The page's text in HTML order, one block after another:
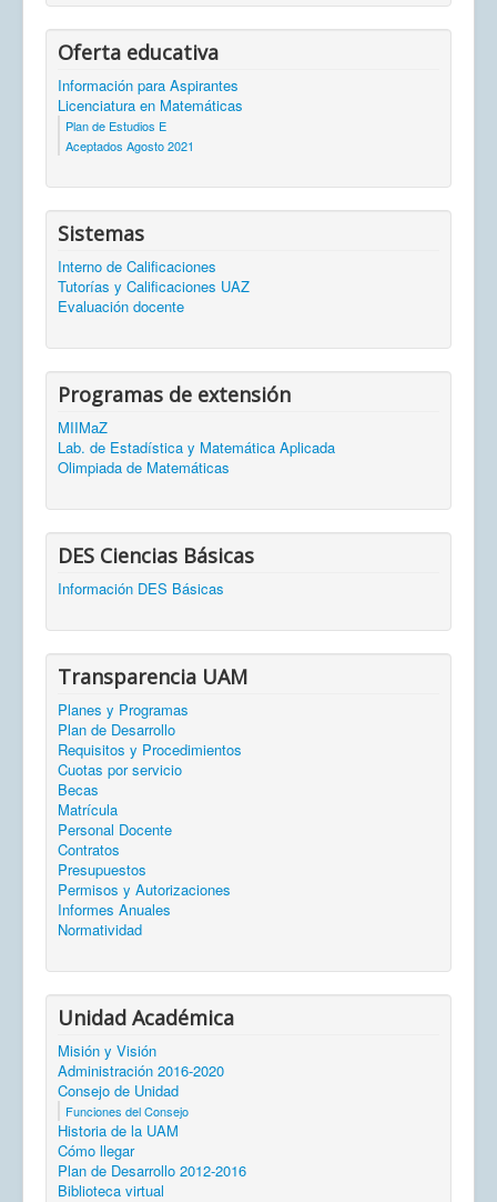
Oferta educativa
Información para Aspirantes
Licenciatura en Matemáticas
Plan de Estudios E
Aceptados Agosto 2021
Sistemas
Interno de Calificaciones
Tutorías y Calificaciones UAZ
Evaluación docente
Programas de extensión
MIIMaZ
Lab. de Estadística y Matemática Aplicada
Olimpiada de Matemáticas
DES Ciencias Básicas
Información DES Básicas
Transparencia UAM
Planes y Programas
Plan de Desarrollo
Requisitos y Procedimientos
Cuotas por servicio
Becas
Matrícula
Personal Docente
Contratos
Presupuestos
Permisos y Autorizaciones
Informes Anuales
Normatividad
Unidad Académica
Misión y Visión
Administración 2016-2020
Consejo de Unidad
Funciones del Consejo
Historia de la UAM
Cómo llegar
Plan de Desarrollo 2012-2016
Biblioteca virtual